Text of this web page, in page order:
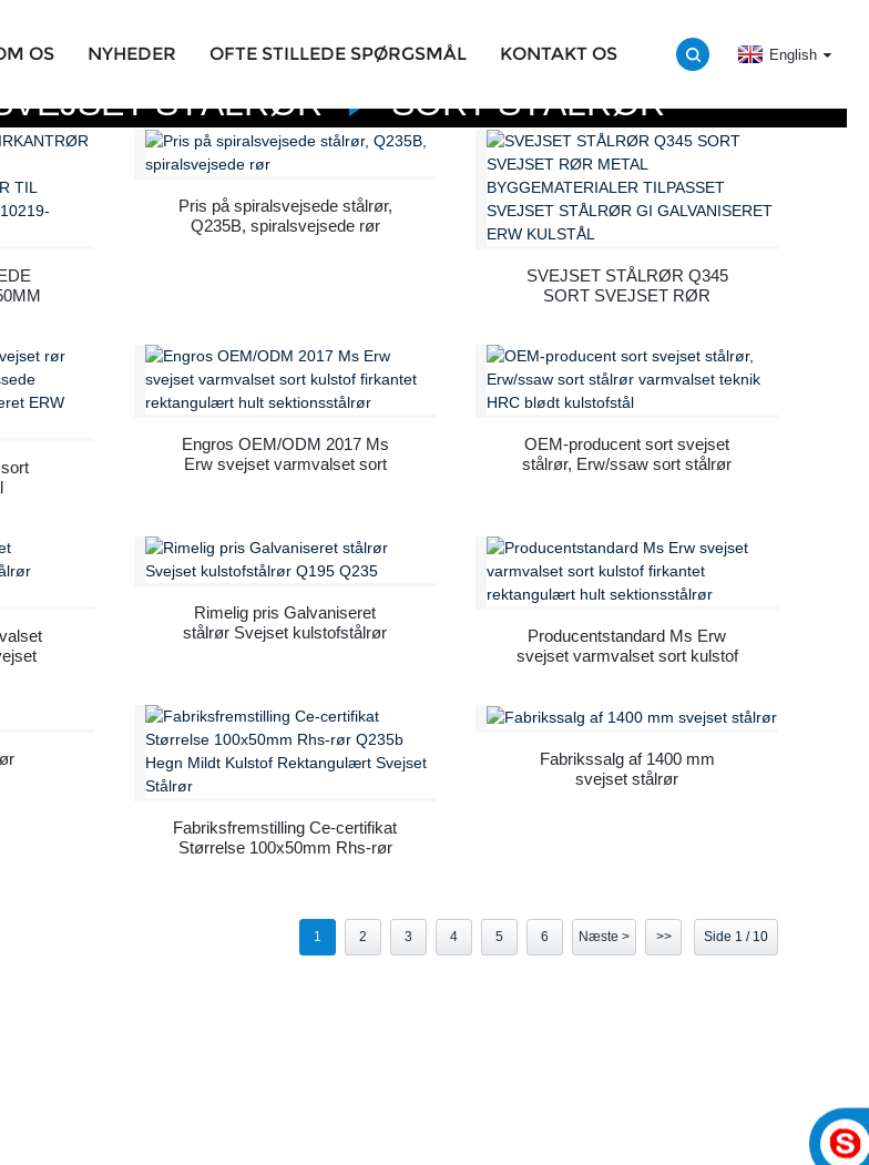
OS NYHEDER OFTE STILLEDE SPØRGSMÅL KONTAKT OS English
STÅLRØR SORT STÅLRØR
Pris på spiralsvejsede stålrør,
Q235B, spiralsvejsede rør
SVEJSET STÅLRØR Q345
SORT SVEJSET RØR
STÅLRØR GI
GALVANISERET ERW
KULSTÅL
Engros OEM/ODM 2017 Ms
Erw svejset varmvalset sort
OEM-producent sort svejset
stålrør, Erw/ssaw sort stålrør
Rimelig pris Galvaniseret
stålrør Svejset kulstofstålrør
Producentstandard Ms Erw
svejset varmvalset sort kulstof
Fabriksfremstilling Ce-certifikat
Størrelse 100x50mm Rhs-rør
Fabrikssalg af 1400 mm
svejset stålrør
1 2 3 4 5 6 Næste > >> Side 1 / 10